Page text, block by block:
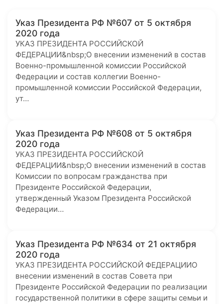
Указ Президента РФ №607 от 5 октября
2020 года
УКАЗ ПРЕЗИДЕНТА РОССИЙСКОЙ
ФЕДЕРАЦИИ&nbsp;О внесении изменений в состав
Военно-промышленной комиссии Российской
Федерации и состав коллегии Военно-
промышленной комиссии Российской Федерации,
ут…
Указ Президента РФ №608 от 5 октября
2020 года
УКАЗ ПРЕЗИДЕНТА РОССИЙСКОЙ
ФЕДЕРАЦИИ&nbsp;О внесении изменений в состав
Комиссии по вопросам гражданства при
Президенте Российской Федерации,
утвержденный Указом Президента Российской
Федерации…
Указ Президента РФ №634 от 21 октября
2020 года
УКАЗ ПРЕЗИДЕНТА РОССИЙСКОЙ ФЕДЕРАЦИИО
внесении изменений в состав Совета при
Президенте Российской Федерации по реализации
государственной политики в сфере защиты семьи и